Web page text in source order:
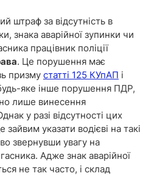
штраф за відсутність в
знака аварійної зупинки чи
працівник поліції
. Це порушення має
призму статті 125 КУпАП і
яке інше порушення ПДР,
лише винесення
у разі відсутності цих
указати водієві на такі
звернувши увагу на
Адже знак аварійної
не так часто, і склад